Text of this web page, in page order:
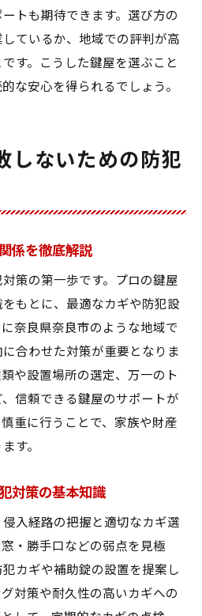
利用で快適な暮らしを
つ鍵屋選びの極意
直結する鍵屋選びのコツ
活かした防犯対策の始め方
践する防犯意識アップ法
トも期待できます。選び方の
ているか、地域での評判が高
す。こうした鍵屋を選ぶこと
な安心を得られるでしょう。
しないための防犯
係を徹底解説
策の第一歩です。プロの鍵屋
もとに、最適なカギや防犯設
奈良県奈良市のような地域で
合わせた対策が重要となりま
や設置場所の選定、万一のト
信頼できる鍵屋のサポートが
重に行うことで、家族や財産
す。
対策の基本知識
入経路の把握と適切なカギ選
・勝手口などの弱点を見極
カギや補助錠の設置を提案し
対策や耐久性の高いカギへの